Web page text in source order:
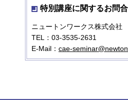
特別講座に関するお問
ニュートンワークス株式会社
TEL：03-3535-2631
E-Mail： cae-